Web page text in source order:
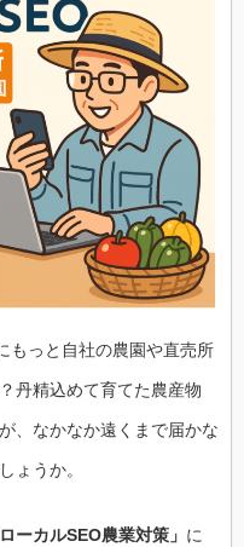
もっと自社の農園や直売所
丹精込めて育てた農産物
、なかなか遠くまで届かな
ょうか。
ローカルSEO農業対策」 に